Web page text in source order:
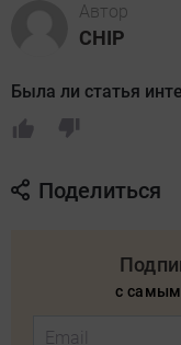
Автор
CHIP
Была ли статья
Поделиться
с